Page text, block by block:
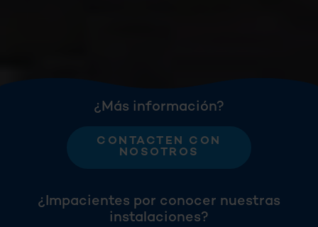
¿Más información?
CONTACTEN CON
NOSOTROS
¿Impacientes por conocer nuestras
instalaciones?